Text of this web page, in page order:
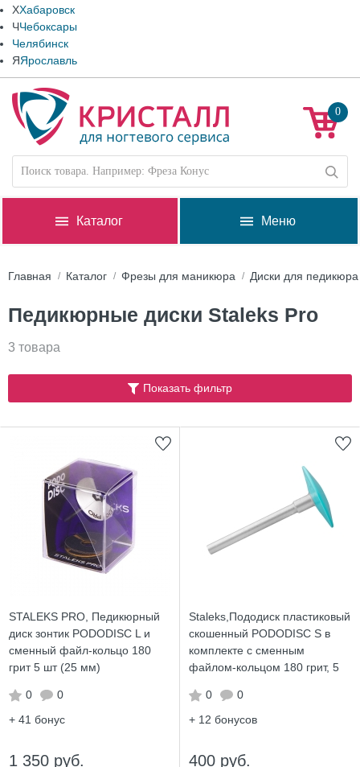
ХХабаровск
ЧЧебоксары
Челябинск
ЯЯрославль
0
Каталог Меню
Главная Каталог Фрезы для маникюра Диски для педикюра
Педикюрные диски Staleks Pro
3 товара
Показать фильтр
STALEKS PRO, Педикюрный
диск зонтик PODODISC L и
сменный файл-кольцо 180
грит 5 шт (25 мм)
0
0
+ 41 бонус
1 350 руб.
Staleks,Пододиск пластиковый
скошенный PODODISC S в
комплекте с сменным
файлом-кольцом 180 грит, 5
0
0
+ 12 бонусов
400 руб.